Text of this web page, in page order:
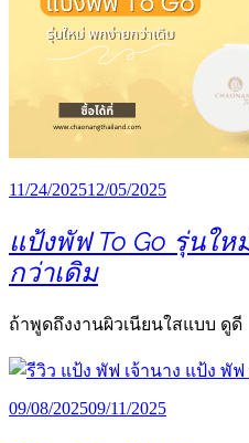
11/24/202512/05/2025
แป้งพัฟ To Go รุ่นให
กว่าเดิม
ถ้าพูดถึงงานผิวเนียนใสแบบ ดูดี
09/08/202509/11/2025